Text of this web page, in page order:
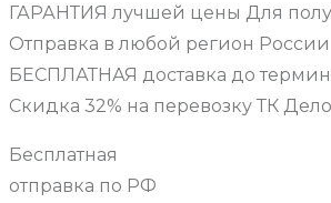
ГАРАНТИЯ лучшей цены Для
Отправка в любой регион России
БЕСПЛАТНАЯ доставка до
Скидка 32% на перевозку ТК
Бесплатная
отправка по РФ